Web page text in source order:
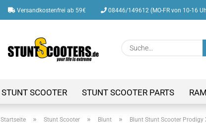
Versandkostenfrei ab 59€ 08446/149612 (MO-FR von 10-16
STUNT SCOOTER STUNT SCOOTER PARTS
Startseite » Stunt Scooter » Blunt » Blunt Stunt Scooter Prodigy